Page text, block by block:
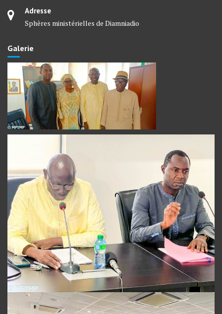
Adresse
Sphères ministérielles de Diamniadio
Galerie